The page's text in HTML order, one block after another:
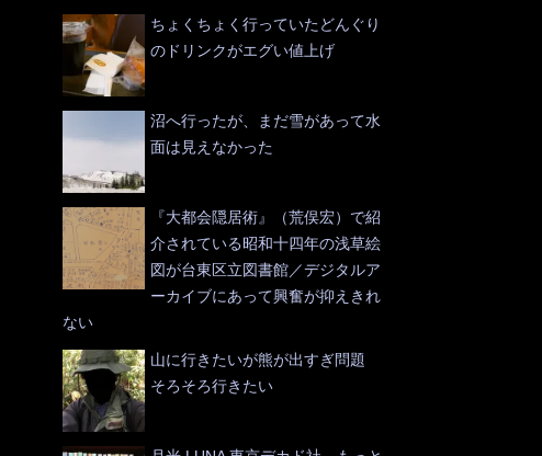
ちょくちょく行っていたどんぐり
のドリンクがエグい値上げ
沼へ行ったが、まだ雪があって水
面は見えなかった
『大都会隠居術』（荒俣宏）で紹
介されている昭和十四年の浅草絵
図が台東区立図書館／デジタルア
ーカイブにあって興奮が抑えきれ
ない
山に行きたいが熊が出すぎ問題
そろそろ行きたい